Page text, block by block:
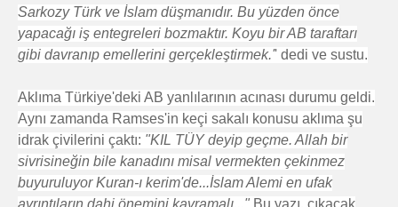
Sarkozy Türk ve İslam düşmanıdır. Bu yüzden önce
yapacağı iş entegreleri bozmaktır. Koyu bir AB taraftarı
gibi davranıp emellerini gerçekleştirmek.'' dedi ve sustu.
Aklıma Türkiye'deki AB yanlılarının acınası durumu geldi.
Aynı zamanda Ramses'in keçi sakalı konusu aklıma şu
idrak çivilerini çaktı: "KIL TÜY deyip geçme. Allah bir
sivrisineğin bile kanadını misal vermekten çekinmez
buyuruluyor Kuran-ı kerim'de...İslam Alemi en ufak
ayrıntıların dahi önemini kavramalı..." Bu yazı, çıkacak